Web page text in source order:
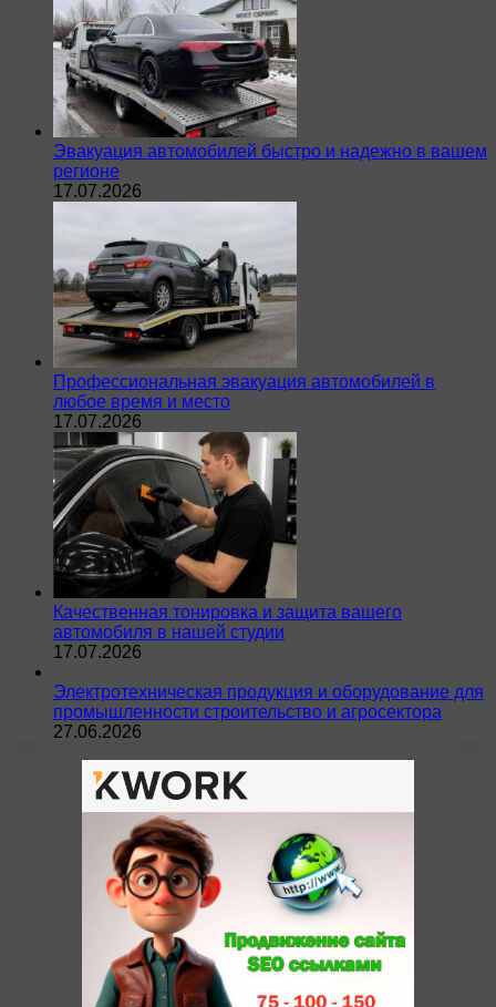
Эвакуация автомобилей быстро и надежно в вашем
регионе
17.07.2026
Профессиональная эвакуация автомобилей в
любое время и место
17.07.2026
Качественная тонировка и защита вашего
автомобиля в нашей студии
17.07.2026
Электротехническая продукция и оборудование для
промышленности строительство и агросектора
27.06.2026